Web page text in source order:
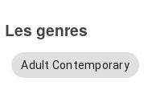
Les genres
Adult Contemporary